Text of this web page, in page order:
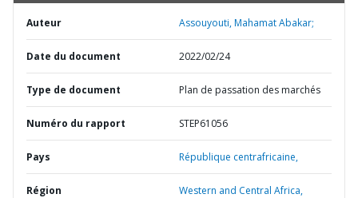
Auteur Assouyouti, Mahamat Abakar;
Date du document 2022/02/24
Type de document Plan de passation des marchés
Numéro du rapport STEP61056
Pays République centrafricaine,
Région Western and Central Africa,